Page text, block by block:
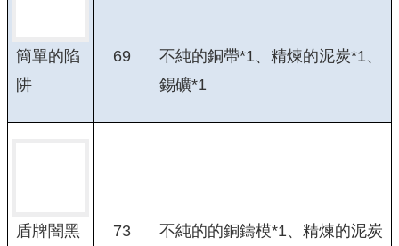
簡單的陷
阱
69
不純的銅帶*1、精煉的泥炭*1、
錫礦*1
盾牌闇黑
73
不純的的銅鑄模*1、精煉的泥炭